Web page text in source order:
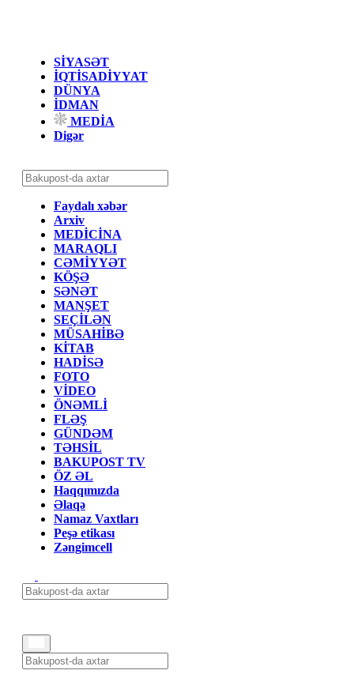
SİYASƏT
İQTİSADİYYAT
DÜNYA
İDMAN
MEDİA
Digər
Faydalı xəbər
Arxiv
MEDİCİNA
MARAQLI
CƏMİYYƏT
KÖŞƏ
SƏNƏT
MANŞET
SEÇİLƏN
MÜSAHİBƏ
KİTAB
HADİSƏ
FOTO
VİDEO
ÖNƏMLİ
FLƏŞ
GÜNDƏM
TƏHSİL
BAKUPOST TV
ÖZ ƏL
Haqqımızda
Əlaqə
Namaz Vaxtları
Peşə etikası
Zəngimcell